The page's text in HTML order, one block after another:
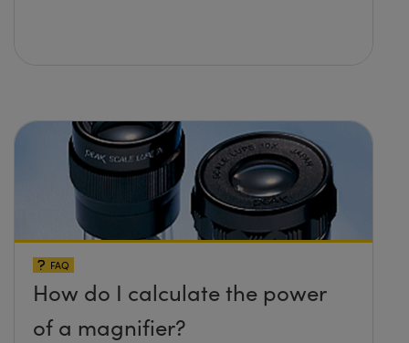
FAQ
How do I calculate the power
of a magnifier?